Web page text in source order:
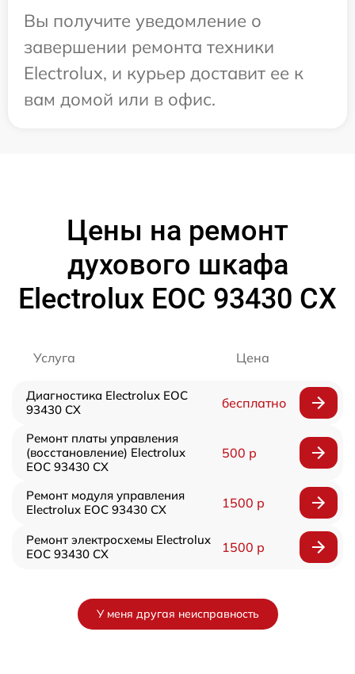
Вы получите уведомление о
завершении ремонта техники
Electrolux, и курьер доставит ее к
вам домой или в офис.
Цены на ремонт
духового шкафа
Electrolux EOC 93430 CX
Услуга Цена
Диагностика Electrolux EOC
93430 CX
бесплатно
Ремонт платы управления
(восстановление) Electrolux
EOC 93430 CX
500 р
Ремонт модуля управления
Electrolux EOC 93430 CX
1500 р
Ремонт электросхемы Electrolux
EOC 93430 CX
1500 р
У меня другая неисправность